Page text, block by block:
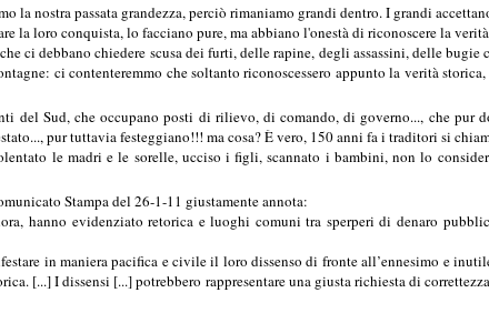
la nostra passata grandezza, perciò rimaniamo grandi dentro.I grandi
la loro conquista, lo facciano pure,ma abbiano l'onestà di riconoscere la
ci debbano chiedere scusa dei furti, delle rapine, degli assassini, delle
ci contenteremmo che soltanto riconoscessero appunto la verità storica
Sud, che occupano posti di rilievo, di comando, di governo..., che pur
pur tuttavia festeggiano!!! ma cosa? È vero, 150 anni fa i traditori si
le madri e le sorelle, ucciso i figli, scannato i bambini, non lo
Stampa del 26-1-11 giustamente annota:
hanno evidenziato retorica e luoghi comuni tra sperperi di denaro
in maniera pacifica e civile il loro dissenso di fronte all’ennesimo e
[...]I dissensi [...]potrebbero rappresentare una giusta richiesta di